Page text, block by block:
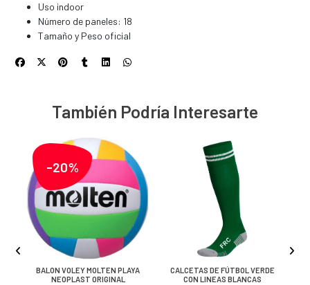
Uso indoor
Número de paneles: 18
Tamaño y Peso oficial
También Podría Interesarte
-20%
BALON VOLEY MOLTEN PLAYA
NEOPLAST ORIGINAL
CALCETAS DE FÚTBOL VERDE
CON LINEAS BLANCAS